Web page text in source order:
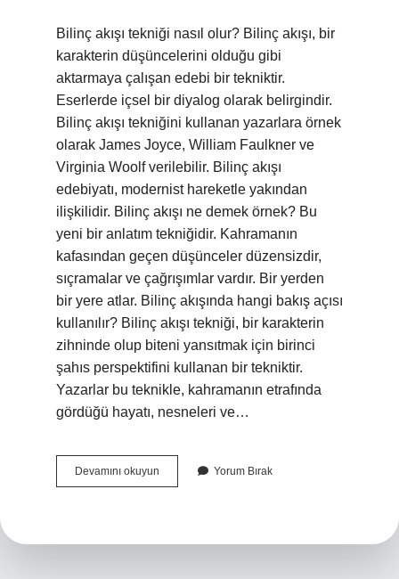
Bilinç akışı tekniği nasıl olur? Bilinç akışı, bir
karakterin düşüncelerini olduğu gibi
aktarmaya çalışan edebi bir tekniktir.
Eserlerde içsel bir diyalog olarak belirgindir.
Bilinç akışı tekniğini kullanan yazarlara örnek
olarak James Joyce, William Faulkner ve
Virginia Woolf verilebilir. Bilinç akışı
edebiyatı, modernist hareketle yakından
ilişkilidir. Bilinç akışı ne demek örnek? Bu
yeni bir anlatım tekniğidir. Kahramanın
kafasından geçen düşünceler düzensizdir,
sıçramalar ve çağrışımlar vardır. Bir yerden
bir yere atlar. Bilinç akışında hangi bakış açısı
kullanılır? Bilinç akışı tekniği, bir karakterin
zihninde olup biteni yansıtmak için birinci
şahıs perspektifini kullanan bir tekniktir.
Yazarlar bu teknikle, kahramanın etrafında
gördüğü hayatı, nesneleri ve…
Devamını okuyun
Akışı
Yorum Bırak